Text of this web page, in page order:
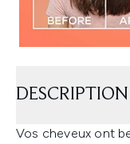
DESCRIPTION
Vos cheveux ont